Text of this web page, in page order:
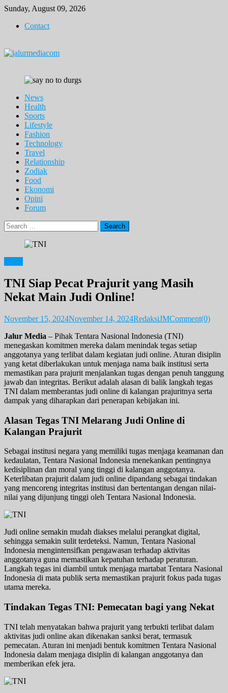
Skip
content
Sunday, August 09, 2026
Contact
News
Health
Sports
Lifestyle
Fashion
Technology
Travel
Relationship
Zodiak
Food
Ekonomi
Opini
Forum
Search
for:
TNI Siap Pecat Prajurit yang Masih
Nekat Main Judi Online!
November 15, 2024November 14, 2024RedaksiJMComment(0)
Jalur Media – Pihak Tentara Nasional Indonesia (TNI)
menegaskan komitmen mereka dalam menindak tegas setiap
anggotanya yang terlibat dalam kegiatan judi online. Aturan disiplin
yang ketat diberlakukan untuk menjaga nama baik institusi serta
memastikan para prajurit menjalankan tugas dengan penuh tanggung
jawab dan integritas. Berikut adalah alasan di balik langkah tegas
TNI dalam memberantas judi online di kalangan prajuritnya serta
dampak yang diharapkan dari penerapan kebijakan ini.
Alasan Tegas TNI Melarang Judi Online di
Kalangan Prajurit
Sebagai institusi negara yang memiliki tugas menjaga keamanan dan
kedaulatan, Tentara Nasional Indonesia menekankan pentingnya
kedisiplinan dan moral yang tinggi di kalangan anggotanya.
Keterlibatan prajurit dalam judi online dipandang sebagai tindakan
yang mencoreng integritas institusi dan bertentangan dengan nilai-
nilai yang dijunjung tinggi oleh Tentara Nasional Indonesia.
Judi online semakin mudah diakses melalui perangkat digital,
sehingga semakin sulit terdeteksi. Namun, Tentara Nasional
Indonesia mengintensifkan pengawasan terhadap aktivitas
anggotanya guna memastikan kepatuhan terhadap peraturan.
Langkah tegas ini diambil untuk menjaga martabat Tentara Nasional
Indonesia di mata publik serta memastikan prajurit fokus pada tugas
utama mereka.
Tindakan Tegas TNI: Pemecatan bagi yang Nekat
TNI telah menyatakan bahwa prajurit yang terbukti terlibat dalam
aktivitas judi online akan dikenakan sanksi berat, termasuk
pemecatan. Aturan ini menjadi bentuk komitmen Tentara Nasional
Indonesia dalam menjaga disiplin di kalangan anggotanya dan
memberikan efek jera.